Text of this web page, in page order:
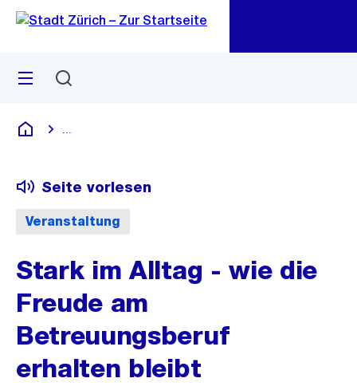
Navigation
Sprunglink
Menü
Deutsch
Veranstaltung
Seite vorlesen
Stark im Alltag - wie die
Freude am
Betreuungsberuf
erhalten bleibt